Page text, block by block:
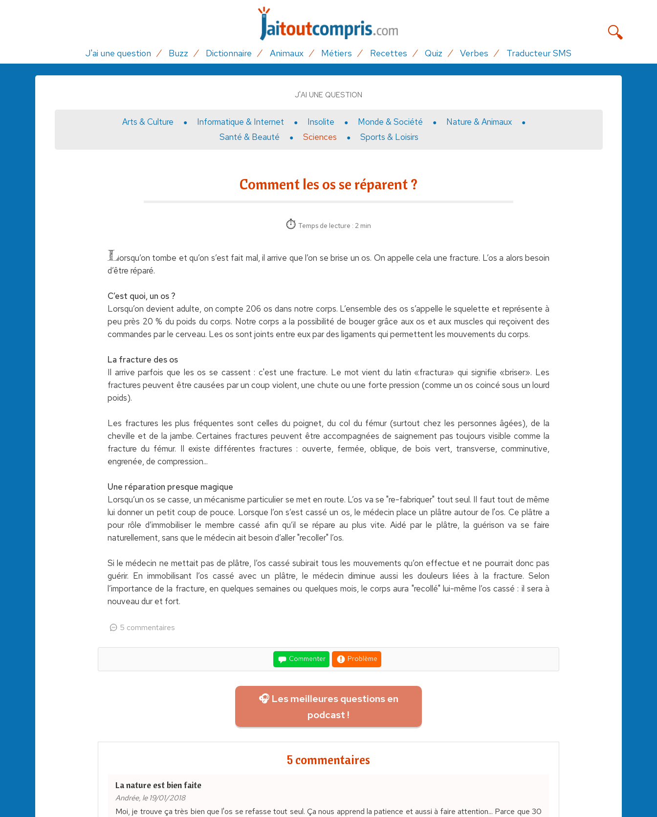
J'ai une question Buzz Dictionnaire Animaux Métiers Recettes Quiz Verbes Traducteur SMS
J'AI UNE QUESTION
Arts & Culture Informatique & Internet Insolite Monde & Société
Nature & Animaux
Santé & Beauté
Sciences Sports & Loisirs
Comment les os se réparent ?
Temps de lecture : 2 min
Lorsqu’on tombe et qu’on s’est fait mal, il arrive que l’on se brise un os. On appelle cela une fracture. L’os a alors besoin
d’être réparé.
C’est quoi, un os ?
Lorsqu’on devient adulte, on compte 206 os dans notre corps. L’ensemble des os s’appelle le squelette et représente à
peu près 20 % du poids du corps. Notre corps a la possibilité de bouger grâce aux os et aux muscles qui reçoivent des
commandes par le cerveau. Les os sont joints entre eux par des ligaments qui permettent les mouvements du corps.
La fracture des os
Il arrive parfois que les os se cassent : c'est une fracture. Le mot vient du latin «fractura» qui signifie «briser». Les
fractures peuvent être causées par un coup violent, une chute ou une forte pression (comme un os coincé sous un lourd
poids).
Les fractures les plus fréquentes sont celles du poignet, du col du fémur (surtout chez les personnes âgées), de la
cheville et de la jambe. Certaines fractures peuvent être accompagnées de saignement pas toujours visible comme la
fracture du fémur. Il existe différentes fractures : ouverte, fermée, oblique, de bois vert, transverse, comminutive,
engrenée, de compression...
Une réparation presque magique
Lorsqu’un os se casse, un mécanisme particulier se met en route. L’os va se "re-fabriquer" tout seul. Il faut tout de même
lui donner un petit coup de pouce. Lorsque l’on s’est cassé un os, le médecin place un plâtre autour de l'os. Ce plâtre a
pour rôle d’immobiliser le membre cassé afin qu’il se répare au plus vite. Aidé par le plâtre, la guérison va se faire
naturellement, sans que le médecin ait besoin d’aller "recoller" l’os.
Si le médecin ne mettait pas de plâtre, l’os cassé subirait tous les mouvements qu’on effectue et ne pourrait donc pas
guérir. En immobilisant l’os cassé avec un plâtre, le médecin diminue aussi les douleurs liées à la fracture. Selon
l’importance de la fracture, en quelques semaines ou quelques mois, le corps aura "recollé" lui-même l’os cassé : il sera à
nouveau dur et fort.
5 commentaires
Commenter Problème
🎧 Les meilleures questions en
podcast !
5 commentaires
La nature est bien faite
Andrée, le 19/01/2018
Moi, je trouve ça très bien que l'os se refasse tout seul. Ça nous apprend la patience et aussi à faire attention... Parce que 30